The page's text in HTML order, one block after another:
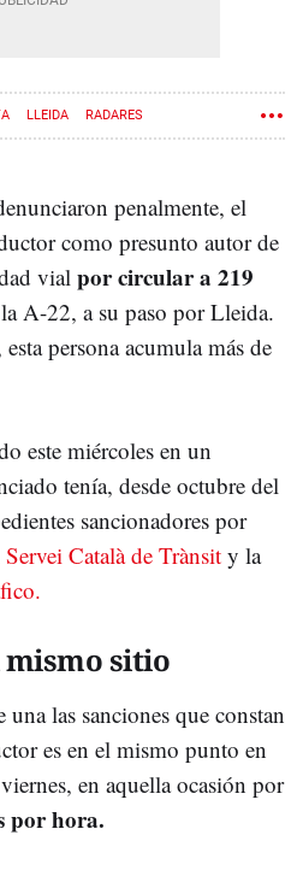
LLEIDA RADARES
penalmente, el
como presunto autor de
vial por circular a 219
A-22, a su paso por Lleida.
persona acumula más de
este miércoles en un
tenía, desde octubre del
sancionadores por
Servei Català de Trànsit y la
sitio
las sanciones que constan
es en el mismo punto en
en aquella ocasión por
por hora.